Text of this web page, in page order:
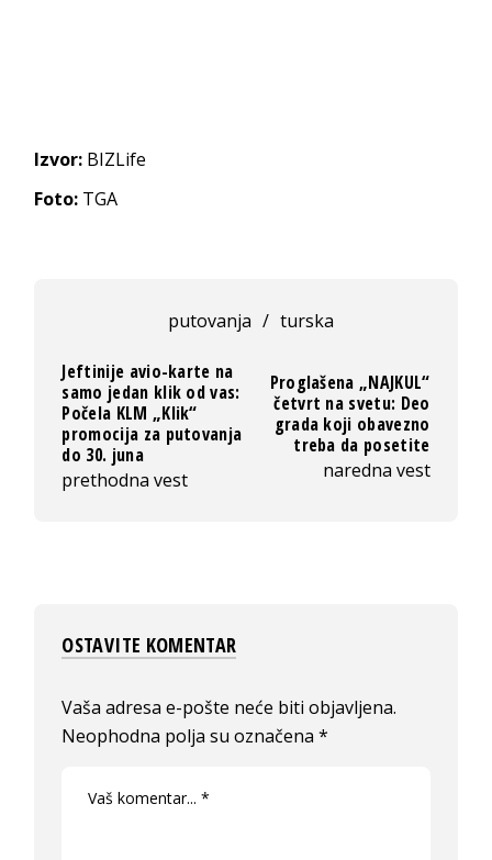
Izvor: BIZLife
Foto: TGA
putovanja / turska
Jeftinije avio-karte na
samo jedan klik od vas:
Počela KLM „Klik“
promocija za putovanja
do 30. juna
prethodna vest
Proglašena „NAJKUL“
četvrt na svetu: Deo
grada koji obavezno
treba da posetite
naredna vest
OSTAVITE KOMENTAR
Vaša adresa e-pošte neće biti objavljena.
Neophodna polja su označena*